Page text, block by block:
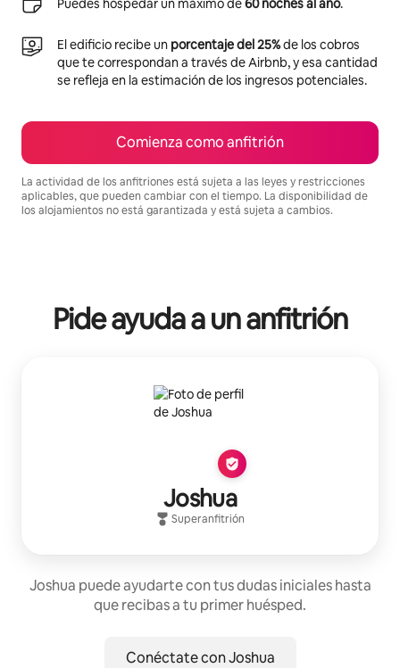
Puedes hospedar un máximo de60 noches al año.
El edificio recibe un porcentaje del 25%de los cobros
que te correspondan a través de Airbnb, y esa cantidad
se refleja en la estimación de los ingresos potenciales.
Comienza como anfitrión
La actividad de los anfitriones está sujeta a las leyes y restricciones
aplicables, que pueden cambiar con el tiempo. La disponibilidad de
los alojamientos no está garantizada y está sujeta a cambios.
Pide ayuda a un anfitrión
Joshua
Superanfitrión
Joshua puede ayudarte con tus dudas iniciales hasta
que recibas a tu primer huésped.
Conéctate con Joshua